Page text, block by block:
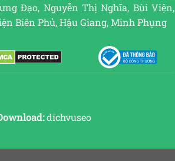
Đạo, Nguyễn Thị Nghĩa, Bùi Viện,
Biên Phủ, Hậu Giang, Minh Phụng
dichvuseo